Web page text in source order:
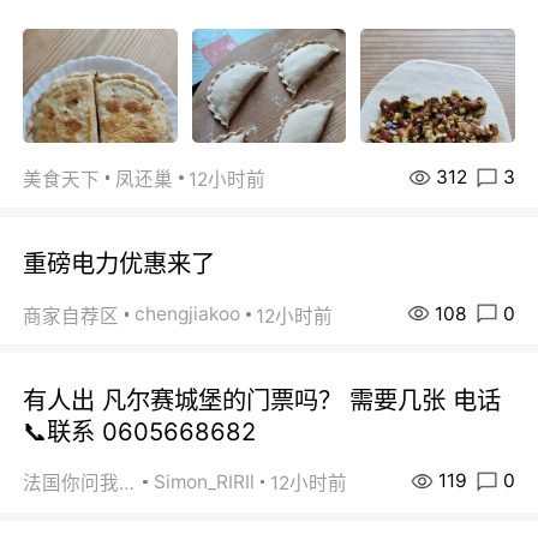
美食天下 凤还巢 12小时前 312 3
重磅电力优惠来了
商家自荐区 chengjiakoo 12小时前 108 0
有人出 凡尔赛城堡的门票吗？ 需要几张 电话
📞联系 0605668682
法国你问我答 Simon_RIRIl 12小时前 119 0